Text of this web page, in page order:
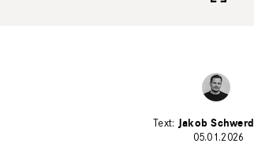
Jakob
05.01.2026